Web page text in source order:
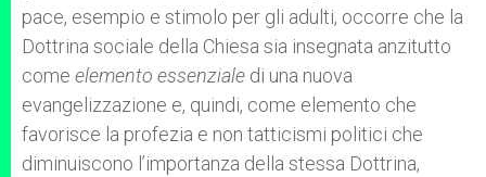
pace, esempio e stimolo per gli adulti, occorre che la
Dottrina sociale della Chiesa sia insegnata anzitutto
come elemento essenziale di una nuova
evangelizzazione e, quindi, come elemento che
favorisce la profezia e non tatticismi politici che
diminuiscono l’importanza della stessa Dottrina,